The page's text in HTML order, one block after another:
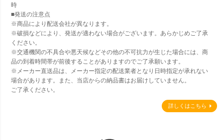
時
■発送の注意点
※商品により配送会社が異なります。
※破損などにより、発送が適わない場合がございます。あらかじめご了承
ください。
※交通機関の不具合や悪天候などその他の不可抗力が生じた場合には、商
品の到着時間帯が前後することがありますのでご了承願います。
※メーカー直送品は、メーカー指定の配送業者となり日時指定が承れない
場合があります。また、当店からの納品書はお届けしていません。
ご了承ください。
詳しくはこちら